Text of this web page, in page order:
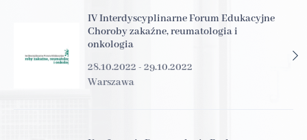
IV Interdyscyplinarne Forum Edukacyjne
Choroby zakaźne, reumatologia i
onkologia
28.10.2022 - 29.10.2022
Warszawa